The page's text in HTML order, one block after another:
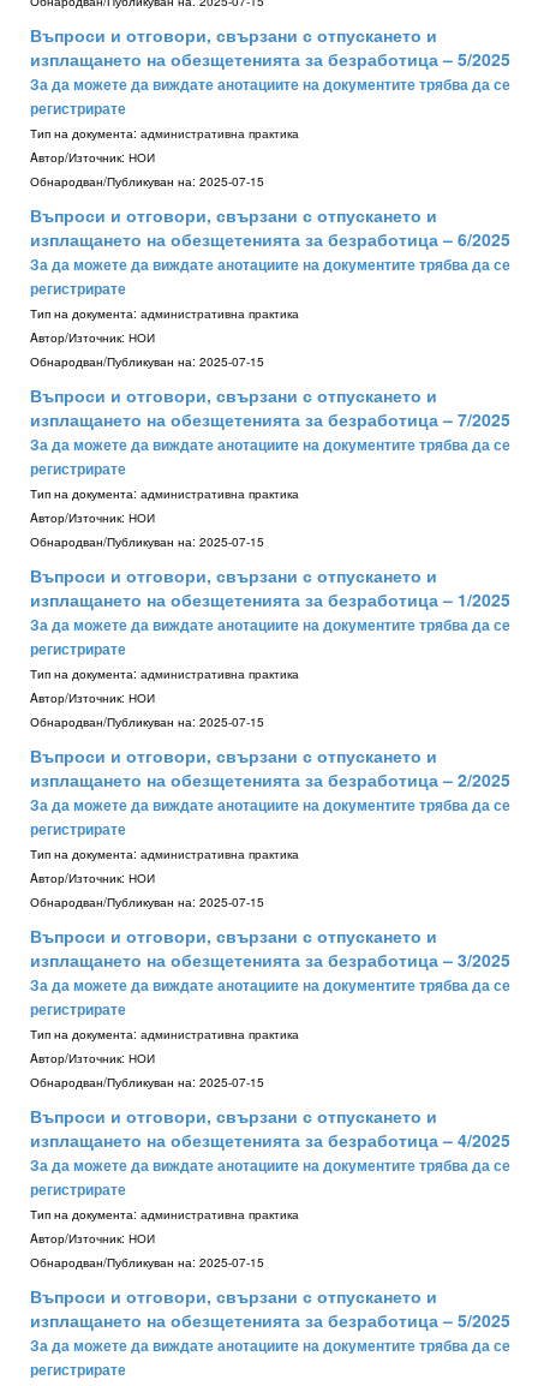
Въпроси и отговори, свързани с отпускането и
изплащането на обезщетенията за безработица – 5/2025
За да можете да виждате анотациите на документите трябва да се
регистрирате
Тип на документа: административна практика
Aвтор/Източник: НОИ
Обнародван/Публикуван на: 2025-07-15
Въпроси и отговори, свързани с отпускането и
изплащането на обезщетенията за безработица – 6/2025
За да можете да виждате анотациите на документите трябва да се
регистрирате
Тип на документа: административна практика
Aвтор/Източник: НОИ
Обнародван/Публикуван на: 2025-07-15
Въпроси и отговори, свързани с отпускането и
изплащането на обезщетенията за безработица – 7/2025
За да можете да виждате анотациите на документите трябва да се
регистрирате
Тип на документа: административна практика
Aвтор/Източник: НОИ
Обнародван/Публикуван на: 2025-07-15
Въпроси и отговори, свързани с отпускането и
изплащането на обезщетенията за безработица – 1/2025
За да можете да виждате анотациите на документите трябва да се
регистрирате
Тип на документа: административна практика
Aвтор/Източник: НОИ
Обнародван/Публикуван на: 2025-07-15
Въпроси и отговори, свързани с отпускането и
изплащането на обезщетенията за безработица – 2/2025
За да можете да виждате анотациите на документите трябва да се
регистрирате
Тип на документа: административна практика
Aвтор/Източник: НОИ
Обнародван/Публикуван на: 2025-07-15
Въпроси и отговори, свързани с отпускането и
изплащането на обезщетенията за безработица – 3/2025
За да можете да виждате анотациите на документите трябва да се
регистрирате
Тип на документа: административна практика
Aвтор/Източник: НОИ
Обнародван/Публикуван на: 2025-07-15
Въпроси и отговори, свързани с отпускането и
изплащането на обезщетенията за безработица – 4/2025
За да можете да виждате анотациите на документите трябва да се
регистрирате
Тип на документа: административна практика
Aвтор/Източник: НОИ
Обнародван/Публикуван на: 2025-07-15
Въпроси и отговори, свързани с отпускането и
изплащането на обезщетенията за безработица – 5/2025
За да можете да виждате анотациите на документите трябва да се
регистрирате